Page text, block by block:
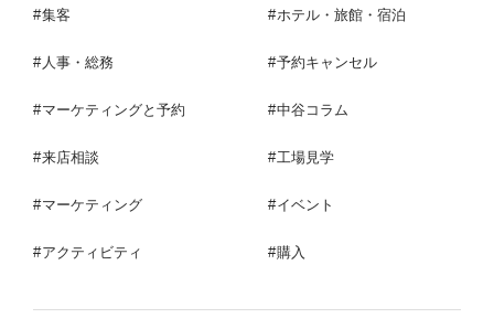
集客 ホテル・旅館・宿泊
人事・総務 予約キャンセル
マーケティングと予約 中谷コラム
来店相談 工場見学
マーケティング イベント
アクティビティ 購入